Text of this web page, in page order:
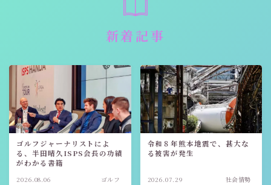
新着記事
ゴルフジャーナリストによ
る、半田晴久ISPS会長の功績
がわかる書籍
2026.08.06 ゴルフ
令和８年熊本地震で、甚大な
る被害が発生
2026.07.29 社会情勢